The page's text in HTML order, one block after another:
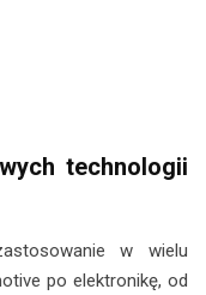
technologii
w wielu
po elektronikę, od